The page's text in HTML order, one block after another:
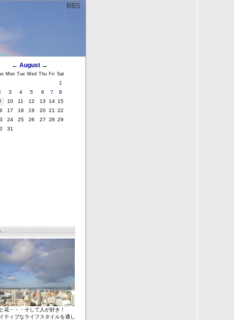
BBS
← August→
Mon Tue Wed Thu Fri Sat
1
3 4 5 6 7
8
10 11 12 13 14 15
17 18 19 20 21
22
24 25 26 27 28 29
31
花・・・そして人が好き！
ティブなライフスタイルを通し